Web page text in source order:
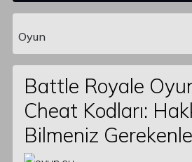
Main Navigation
Oyun
Battle Royale
Cheat Kodları:
Bilmeniz